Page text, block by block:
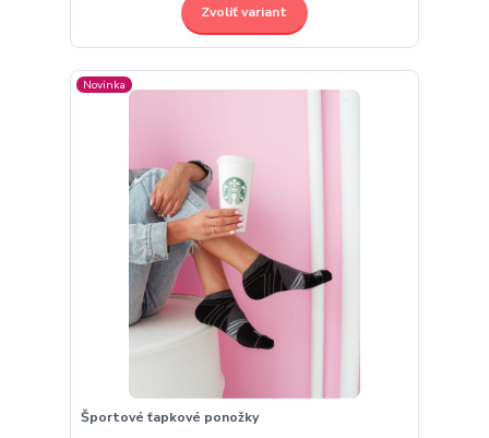
Zvoliť variant
Novinka
Športové ťapkové ponožky